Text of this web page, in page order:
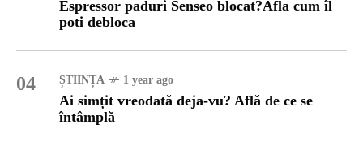
Espressor paduri Senseo blocat?Afla cum îl
poti debloca
04 ȘTIINȚA 1 year ago
Ai simțit vreodată deja-vu? Află de ce se
întâmplă